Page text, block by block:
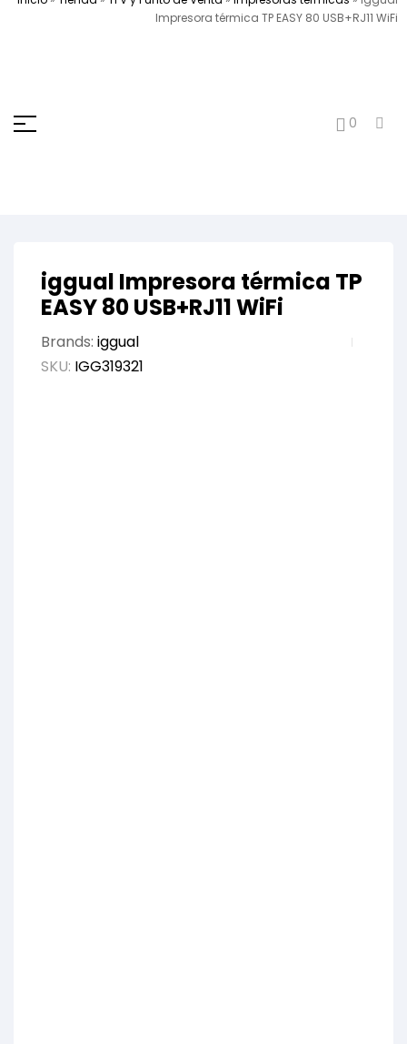
Impresora térmica TP EASY 80 USB+RJ11 WiFi
0
iggual Impresora térmica TP
EASY 80 USB+RJ11 WiFi
Brands: iggual
SKU: IGG319321